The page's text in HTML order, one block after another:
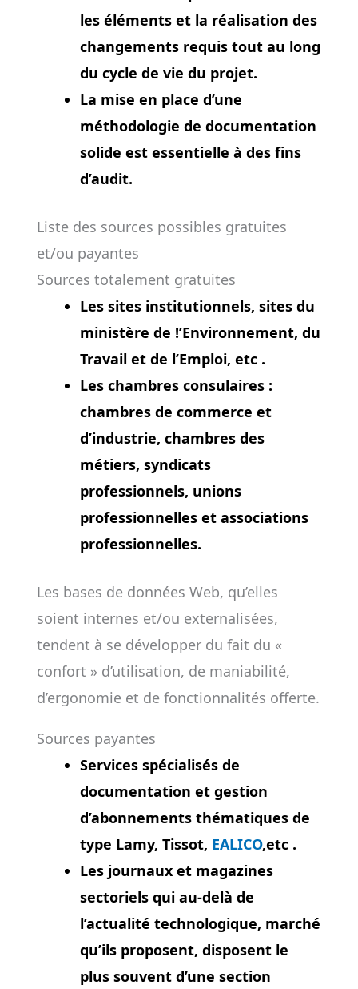
les éléments et la réalisation des
changements requis tout au long
du cycle de vie du projet.
La mise en place d’une
méthodologie de documentation
solide est essentielle à des fins
d’audit.
Liste des sources possibles gratuites
et/ou payantes
Sources totalement gratuites
Les sites institutionnels, sites du
ministère de !’Environnement, du
Travail et de l’Emploi, etc .
Les chambres consulaires :
chambres de commerce et
d’industrie, chambres des
métiers, syndicats
professionnels, unions
professionnelles et associations
professionnelles.
Les bases de données Web, qu’elles
soient internes et/ou externalisées,
tendent à se développer du fait du «
confort » d’utilisation, de maniabilité,
d’ergonomie et de fonctionnalités offerte.
Sources payantes
Services spécialisés de
documentation et gestion
d’abonnements thématiques de
type Lamy, Tissot, EALICO,etc .
Les journaux et magazines
sectoriels qui au-delà de
l’actualité technologique, marché
qu’ils proposent, disposent le
plus souvent d’une section